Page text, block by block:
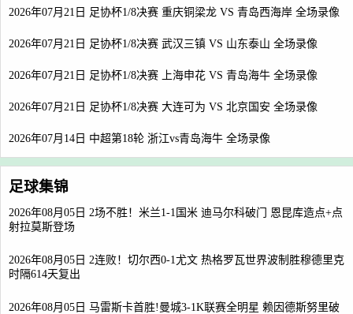
2026年07月21日 足协杯1/8决赛 重庆铜梁龙 VS 青岛西海岸 全场录像
2026年07月21日 足协杯1/8决赛 武汉三镇 VS 山东泰山 全场录像
2026年07月21日 足协杯1/8决赛 上海申花 VS 青岛海牛 全场录像
2026年07月21日 足协杯1/8决赛 大连可为 VS 北京国安 全场录像
2026年07月14日 中超第18轮 浙江vs青岛海牛 全场录像
足球集锦
2026年08月05日 2场不胜！米兰1-1国米 迪马尔科破门 恩昆库造点+点
射拉莫斯登场
2026年08月05日 2连败！切尔西0-1尤文 热格罗瓦世界波制胜穆德里克
时隔614天复出
2026年08月05日 马雷斯卡首胜!曼城3-1K联赛全明星 赖因德斯努里破